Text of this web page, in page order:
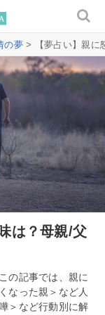
の夢> 【夢占い】親に
は？母親/父
の記事では、親に
なった親＞など人
＞など行動別に解